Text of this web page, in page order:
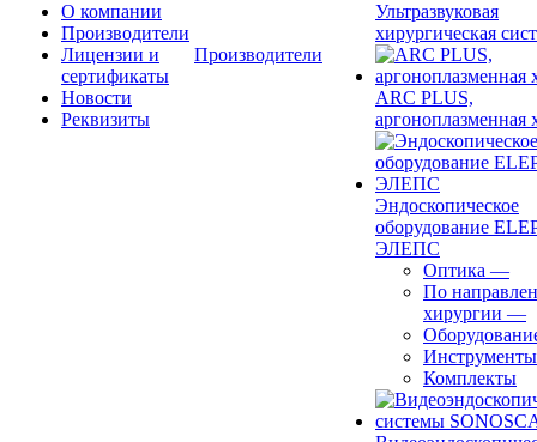
О компании
Производители
Лицензии и
сертификаты
Новости
Реквизиты
Производители
Ультразвуковая
хирургическая
ARC PLUS,
аргоноплазменная
Эндоскопическое
оборудование
ЭЛЕПС
Оптика —
По
хирургии —
Инструменты
Комплекты